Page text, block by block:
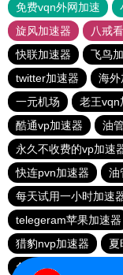
免费vqn外网加速
旋风加速器
八戒
快联加速器
飞鸟
twitter加速器
海外
一元机场
老王vqn
酷通vp加速器
油
永久不收费的vp加速
快连pvn加速器
油
每天试用一小时加速
telegeram苹果加速器
猎豹nvp加速器
夏
免费跨墙软件